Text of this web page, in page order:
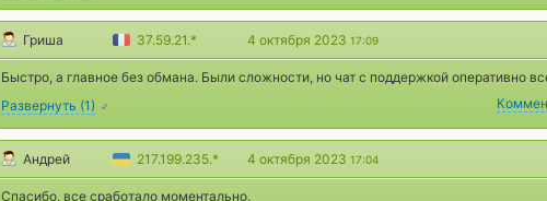
Гриша 37.59.21.* 4 октября 2023 17:09
Быстро, а главное без обмана. Были сложности, но чат с поддержкой оперативно
Развернуть (1)
Андрей 217.199.235.* 4 октября 2023 17:04
Спасибо, все сработало моментально.